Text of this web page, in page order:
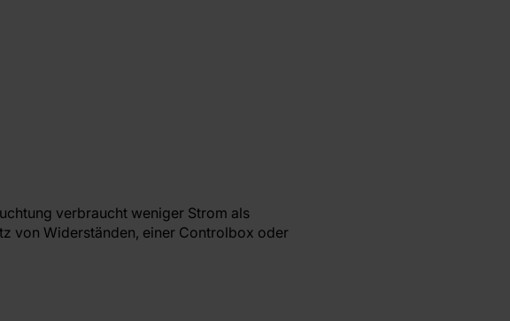
verbraucht weniger Strom als
von Widerständen, einer Controlbox oder